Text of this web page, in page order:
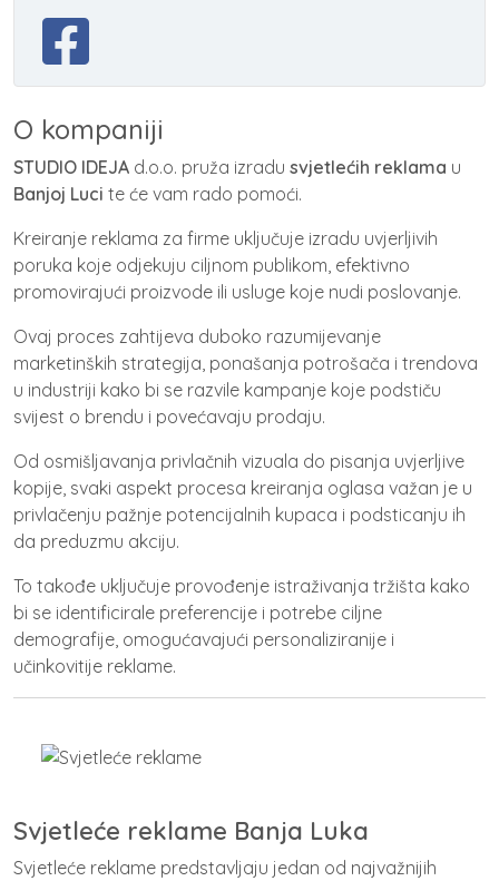
O kompaniji
STUDIO IDEJA d.o.o. pruža izradu svjetlećih reklama u
Banjoj Luci te će vam rado pomoći.
Kreiranje reklama za firme uključuje izradu uvjerljivih
poruka koje odjekuju ciljnom publikom, efektivno
promovirajući proizvode ili usluge koje nudi poslovanje.
Ovaj proces zahtijeva duboko razumijevanje
marketinških strategija, ponašanja potrošača i trendova
u industriji kako bi se razvile kampanje koje podstiču
svijest o brendu i povećavaju prodaju.
Od osmišljavanja privlačnih vizuala do pisanja uvjerljive
kopije, svaki aspekt procesa kreiranja oglasa važan je u
privlačenju pažnje potencijalnih kupaca i podsticanju ih
da preduzmu akciju.
To takođe uključuje provođenje istraživanja tržišta kako
bi se identificirale preferencije i potrebe ciljne
demografije, omogućavajući personaliziranije i
učinkovitije reklame.
Svjetleće reklame Banja Luka
Svjetleće reklame predstavljaju jedan od najvažnijih